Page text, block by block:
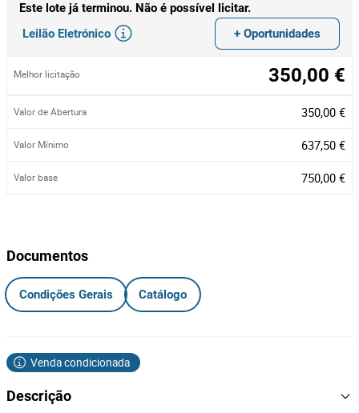
Este lote já terminou. Não é possível licitar.
Leilão Eletrónico
+ Oportunidades
Melhor licitação 350,00 €
Valor de Abertura 350,00 €
Valor Mínimo 637,50 €
Valor base 750,00 €
Documentos
Condições Gerais Catálogo
Venda condicionada
Descrição